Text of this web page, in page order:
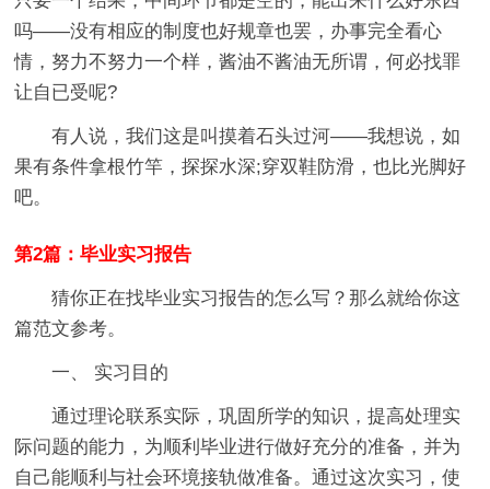
吗——没有相应的制度也好规章也罢，办事完全看心
情，努力不努力一个样，酱油不酱油无所谓，何必找罪
让自已受呢?
有人说，我们这是叫摸着石头过河——我想说，如
果有条件拿根竹竿，探探水深;穿双鞋防滑，也比光脚好
吧。
第2篇：毕业实习报告
猜你正在找毕业实习报告的怎么写？那么就给你这
篇范文参考。
一、 实习目的
通过理论联系实际，巩固所学的知识，提高处理实
际问题的能力，为顺利毕业进行做好充分的准备，并为
自己能顺利与社会环境接轨做准备。通过这次实习，使